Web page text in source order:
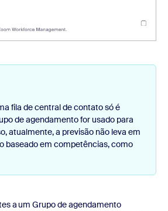
fila de central de contato só é
de agendamento for usado para
atualmente, a previsão não leva em
baseado em competências, como
a um Grupo de agendamento